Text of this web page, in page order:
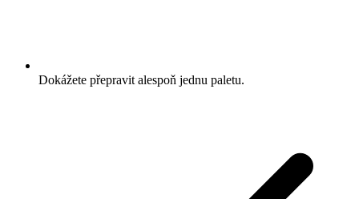
Dokážete přepravit alespoň jednu paletu.